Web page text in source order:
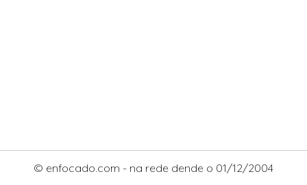
© enfocado.com - na rede dende o 01/12/2004